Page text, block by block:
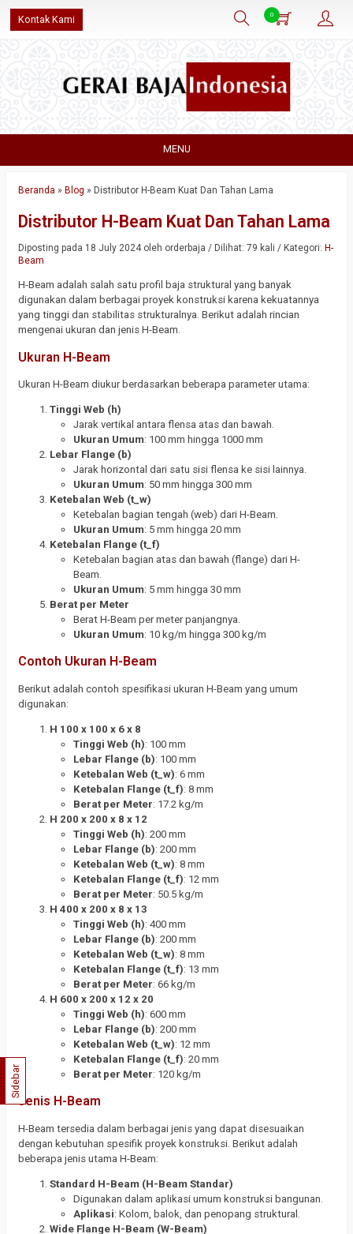
Kontak Kami 0
MENU
Beranda » Blog » Distributor H-Beam Kuat Dan Tahan Lama
Distributor H-Beam Kuat Dan Tahan Lama
Diposting pada 18 July 2024 oleh orderbaja / Dilihat: 79 kali / Kategori: H-
Beam
H-Beam adalah salah satu profil baja struktural yang banyak
digunakan dalam berbagai proyek konstruksi karena kekuatannya
yang tinggi dan stabilitas strukturalnya. Berikut adalah rincian
mengenai ukuran dan jenis H-Beam.
Ukuran H-Beam
Ukuran H-Beam diukur berdasarkan beberapa parameter utama:
Tinggi Web (h)
Jarak vertikal antara flensa atas dan bawah.
Ukuran Umum: 100 mm hingga 1000 mm
Lebar Flange (b)
Jarak horizontal dari satu sisi flensa ke sisi lainnya.
Ukuran Umum: 50 mm hingga 300 mm
Ketebalan Web (t_w)
Ketebalan bagian tengah (web) dari H-Beam.
Ukuran Umum: 5 mm hingga 20 mm
Ketebalan Flange (t_f)
Ketebalan bagian atas dan bawah (flange) dari H-
Beam.
Ukuran Umum: 5 mm hingga 30 mm
Berat per Meter
Berat H-Beam per meter panjangnya.
Ukuran Umum: 10 kg/m hingga 300 kg/m
Contoh Ukuran H-Beam
Berikut adalah contoh spesifikasi ukuran H-Beam yang umum
digunakan:
H 100 x 100 x 6 x 8
Tinggi Web (h): 100 mm
Lebar Flange (b): 100 mm
Ketebalan Web (t_w): 6 mm
Ketebalan Flange (t_f): 8 mm
Berat per Meter: 17.2 kg/m
H 200 x 200 x 8 x 12
Tinggi Web (h): 200 mm
Lebar Flange (b): 200 mm
Ketebalan Web (t_w): 8 mm
Ketebalan Flange (t_f): 12 mm
Berat per Meter: 50.5 kg/m
H 400 x 200 x 8 x 13
Tinggi Web (h): 400 mm
Lebar Flange (b): 200 mm
Ketebalan Web (t_w): 8 mm
Ketebalan Flange (t_f): 13 mm
Berat per Meter: 66 kg/m
H 600 x 200 x 12 x 20
Tinggi Web (h): 600 mm
Lebar Flange (b): 200 mm
Ketebalan Web (t_w): 12 mm
Ketebalan Flange (t_f): 20 mm
Berat per Meter: 120 kg/m
Jenis H-Beam
H-Beam tersedia dalam berbagai jenis yang dapat disesuaikan
dengan kebutuhan spesifik proyek konstruksi. Berikut adalah
beberapa jenis utama H-Beam:
Standard H-Beam (H-Beam Standar)
Digunakan dalam aplikasi umum konstruksi bangunan.
Aplikasi: Kolom, balok, dan penopang struktural.
Wide Flange H-Beam (W-Beam)
Sidebar